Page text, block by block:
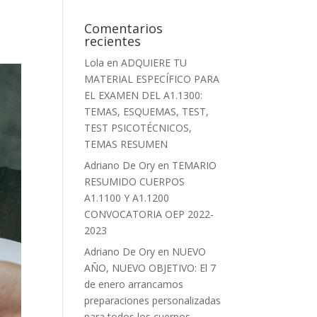
Comentarios
recientes
Lola enADQUIERE TU
MATERIAL ESPECÍFICO PARA
EL EXAMEN DEL A1.1300:
TEMAS, ESQUEMAS, TEST,
TEST PSICOTÉCNICOS,
TEMAS RESUMEN
Adriano De Ory en TEMARIO
RESUMIDO CUERPOS
A1.1100 Y A1.1200
CONVOCATORIA OEP 2022-
2023
Adriano De Ory en NUEVO
AÑO, NUEVO OBJETIVO: El 7
de enero arrancamos
preparaciones personalizadas